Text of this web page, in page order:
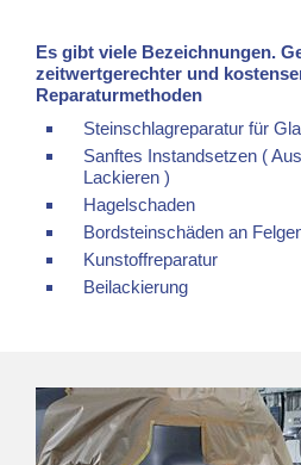
Es gibt viele Bezeichnungen.
zeitwertgerechter und
Reparaturmethoden
Steinschlagreparatur für
Sanftes Instandsetzen (
Lackieren )
Hagelschaden
Bordsteinschäden an
Kunstoffreparatur
Beilackierung